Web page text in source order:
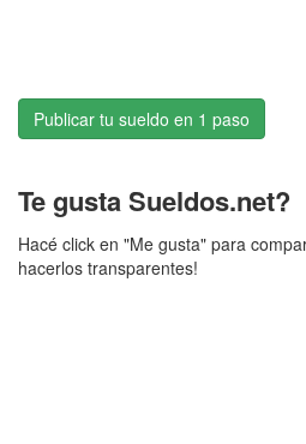
Publicar tu sueldo en 1 paso
Te gusta Sueldos.net?
Hacé click en "Me gusta" para
hacerlos transparentes!